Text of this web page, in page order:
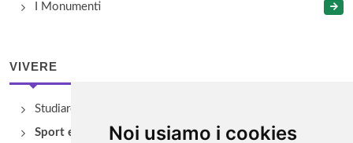
Noi usiamo i cookies
I Monumenti
VIVERE
Studiare
Sport e Benessere